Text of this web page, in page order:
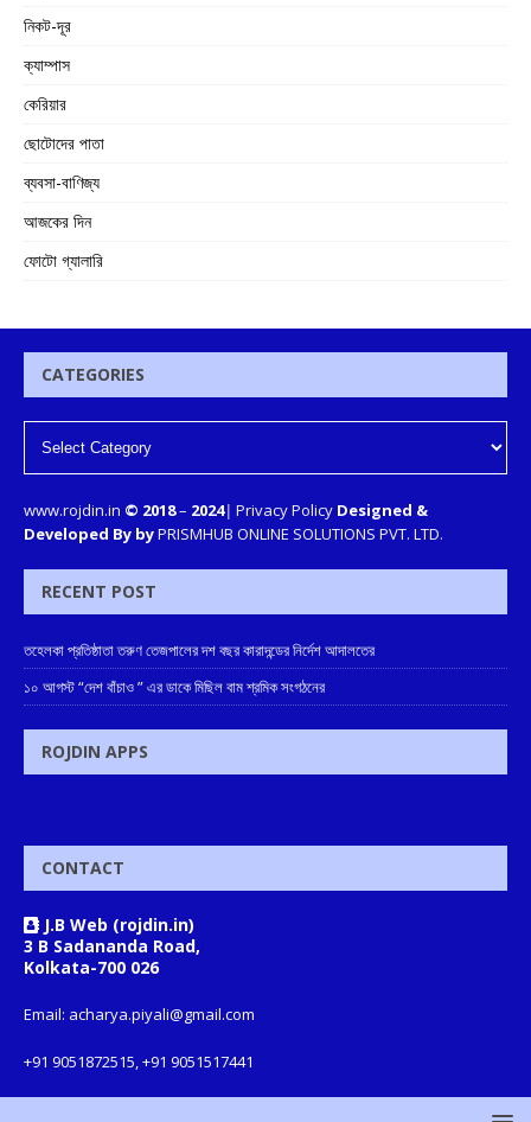
নিকট-দূর
ক্যাম্পাস
কেরিয়ার
ছোটোদের পাতা
ব্যবসা-বাণিজ্য
আজকের দিন
ফোটো গ্যালারি
CATEGORIES
www.rojdin.in © 2018– 2024| Privacy Policy Designed &
Developed By byPRISMHUB ONLINE SOLUTIONS PVT. LTD.
RECENT POST
তহেলকা প্রতিষ্ঠাতা তরুণ তেজপালের দশ বছর কারাদন্ডের নির্দেশ আদালতের
১০ আগস্ট “দেশ বাঁচাও ” এর ডাকে মিছিল বাম শ্রমিক সংগঠনের
ROJDIN APPS
CONTACT
J.B Web (rojdin.in)
3 B Sadananda Road,
Kolkata-700 026
Email: acharya.piyali@gmail.com
+91 9051872515, +91 9051517441